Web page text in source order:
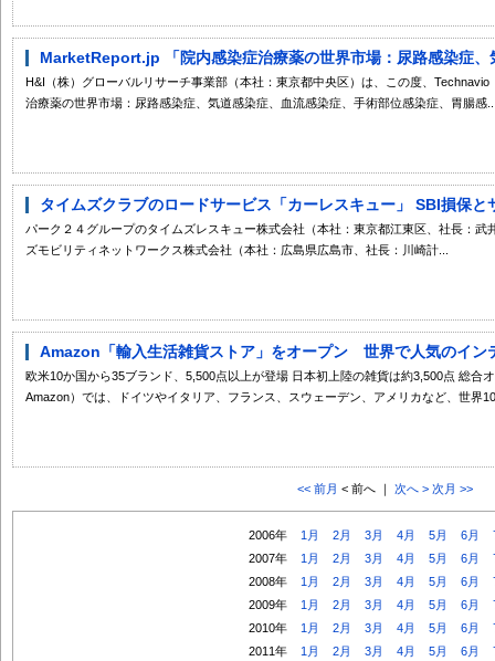
MarketReport.jp 「院内感染症治療薬の世界市場：尿路感染症、
H&I（株）グローバルリサーチ事業部（本社：東京都中央区）は、この度、
治療薬の世界市場：尿路感染症、気道感染症、血流感染症、手術部位感染症、胃腸感
タイムズクラブのロードサービス「カーレスキュー」 SBI損保と
パーク２４グループのタイムズレスキュー株式会社（本社：東京都江東区、社長：
ズモビリティネットワークス株式会社（本社：広島県広島市、社長：川崎計...
Amazon「輸入生活雑貨ストア」をオープン 世界で人気のイン
欧米10か国から35ブランド、5,500点以上が登場 日本初上陸の雑貨は約3,500点 総合
Amazon）では、ドイツやイタリア、フランス、スウェーデン、アメリカなど、世界
<< 前月 < 前へ ｜ 次へ > 次月 >>
2006年 1月 2月 3月 4月 5月 6月
2007年
1月 2月 3月 4月 5月 6月
2008年
1月 2月 3月 4月 5月 6月
2009年
1月 2月 3月 4月 5月 6月
2010年
1月 2月 3月 4月 5月 6月
2011年
1月 2月 3月 4月 5月 6月